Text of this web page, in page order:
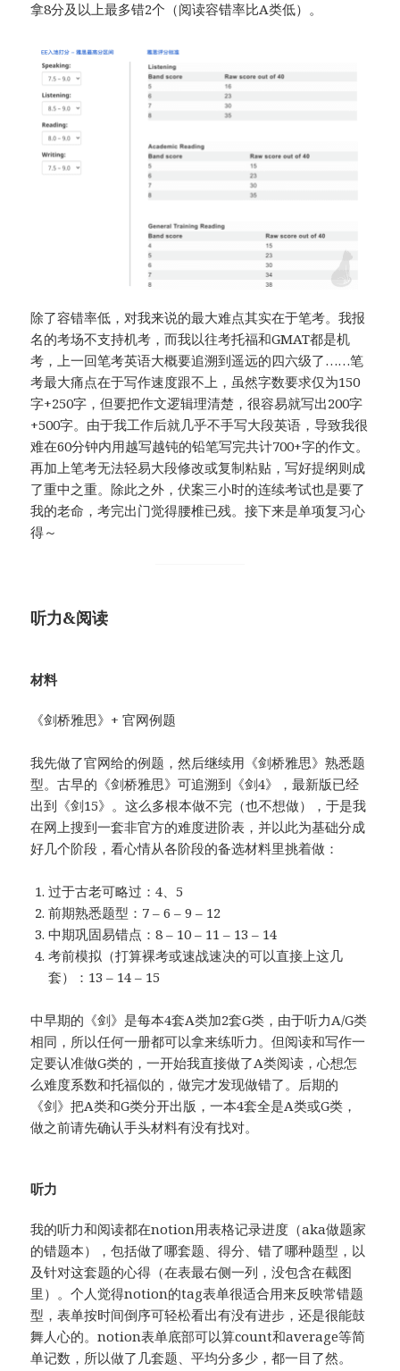
拿8分及以上最多错2个（阅读容错率比A类低）。
除了容错率低，对我来说的最大难点其实在于笔考。我报
名的考场不支持机考，而我以往考托福和GMAT都是机
考，上一回笔考英语大概要追溯到遥远的四六级了……笔
考最大痛点在于写作速度跟不上，虽然字数要求仅为150
字+250字，但要把作文逻辑理清楚，很容易就写出200字
+500字。由于我工作后就几乎不手写大段英语，导致我很
难在60分钟内用越写越钝的铅笔写完共计700+字的作文。
再加上笔考无法轻易大段修改或复制粘贴，写好提纲则成
了重中之重。除此之外，伏案三小时的连续考试也是要了
我的老命，考完出门觉得腰椎已残。接下来是单项复习心
得～
听力&阅读
材料
《剑桥雅思》+ 官网例题
我先做了官网给的例题，然后继续用《剑桥雅思》熟悉题
型。古早的《剑桥雅思》可追溯到《剑4》，最新版已经
出到《剑15》。这么多根本做不完（也不想做），于是我
在网上搜到一套非官方的难度进阶表，并以此为基础分成
好几个阶段，看心情从各阶段的备选材料里挑着做：
过于古老可略过：4、5
前期熟悉题型：7 – 6 – 9 – 12
中期巩固易错点：8 – 10 – 11 – 13 – 14
考前模拟（打算裸考或速战速决的可以直接上这几
套）：13 – 14 – 15
中早期的《剑》是每本4套A类加2套G类，由于听力A/G类
相同，所以任何一册都可以拿来练听力。但阅读和写作一
定要认准做G类的，一开始我直接做了A类阅读，心想怎
么难度系数和托福似的，做完才发现做错了。后期的
《剑》把A类和G类分开出版，一本4套全是A类或G类，
做之前请先确认手头材料有没有找对。
听力
我的听力和阅读都在notion用表格记录进度（aka做题家
的错题本），包括做了哪套题、得分、错了哪种题型，以
及针对这套题的心得（在表最右侧一列，没包含在截图
里）。个人觉得notion的tag表单很适合用来反映常错题
型，表单按时间倒序可轻松看出有没有进步，还是很能鼓
舞人心的。notion表单底部可以算count和average等简
单记数，所以做了几套题、平均分多少，都一目了然。